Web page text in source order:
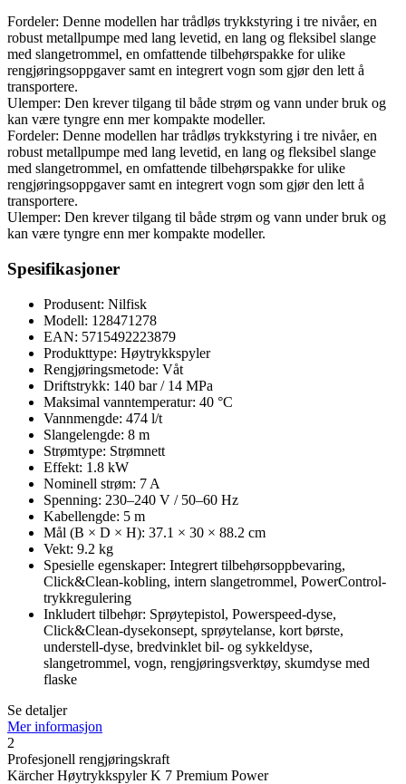
Fordeler: Denne modellen har trådløs trykkstyring i tre nivåer, en
robust metallpumpe med lang levetid, en lang og fleksibel slange
med slangetrommel, en omfattende tilbehørspakke for ulike
rengjøringsoppgaver samt en integrert vogn som gjør den lett å
transportere.
Ulemper: Den krever tilgang til både strøm og vann under bruk og
kan være tyngre enn mer kompakte modeller.
Fordeler: Denne modellen har trådløs trykkstyring i tre nivåer, en
robust metallpumpe med lang levetid, en lang og fleksibel slange
med slangetrommel, en omfattende tilbehørspakke for ulike
rengjøringsoppgaver samt en integrert vogn som gjør den lett å
transportere.
Ulemper: Den krever tilgang til både strøm og vann under bruk og
kan være tyngre enn mer kompakte modeller.
Spesifikasjoner
Produsent: Nilfisk
Modell: 128471278
EAN: 5715492223879
Produkttype: Høytrykkspyler
Rengjøringsmetode: Våt
Driftstrykk: 140 bar / 14 MPa
Maksimal vanntemperatur: 40 °C
Vannmengde: 474 l/t
Slangelengde: 8 m
Strømtype: Strømnett
Effekt: 1.8 kW
Nominell strøm: 7 A
Spenning: 230–240 V / 50–60 Hz
Kabellengde: 5 m
Mål (B × D × H): 37.1 × 30 × 88.2 cm
Vekt: 9.2 kg
Spesielle egenskaper: Integrert tilbehørsoppbevaring,
Click&Clean-kobling, intern slangetrommel, PowerControl-
trykkregulering
Inkludert tilbehør: Sprøytepistol, Powerspeed-dyse,
Click&Clean-dysekonsept, sprøytelanse, kort børste,
understell-dyse, bredvinklet bil- og sykkeldyse,
slangetrommel, vogn, rengjøringsverktøy, skumdyse med
flaske
Se detaljer
Mer informasjon
2
Profesjonell rengjøringskraft
Kärcher Høytrykkspyler K 7 Premium Power